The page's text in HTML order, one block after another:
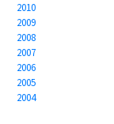
2010
2009
2008
2007
2006
2005
2004